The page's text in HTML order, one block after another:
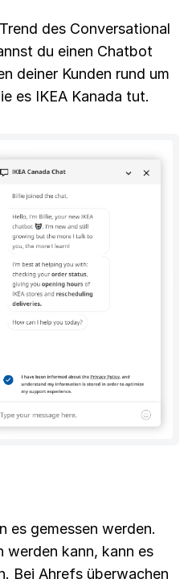
des Conversational
du einen Chatbot
deiner Kunden rund um
es IKEA Kanada tut.
es gemessen werden.
werden kann, kann es
Bei Ahrefs überwachen